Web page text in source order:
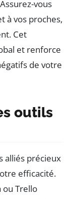
vous
à vos proches,
Cet
et renforce
de votre
outils
alliés précieux
efficacité.
ou Trello